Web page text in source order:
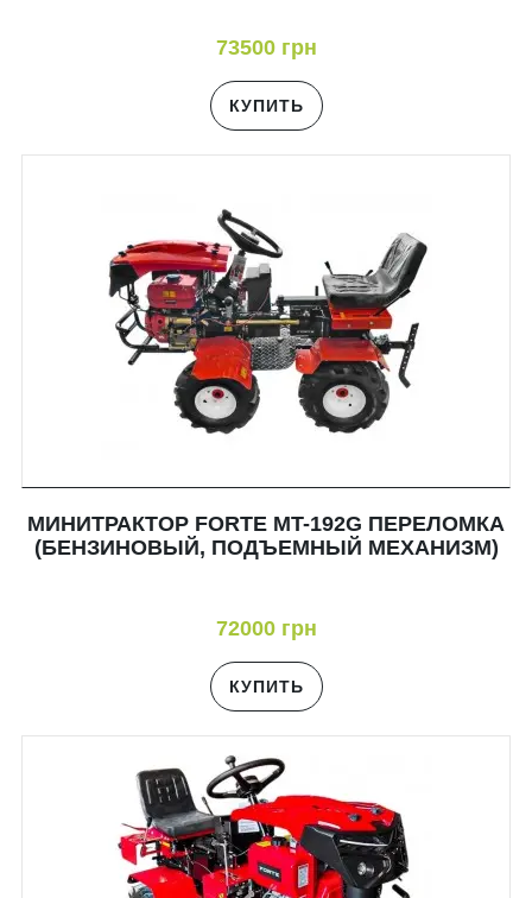
73500 грн
КУПИТЬ
МИНИТРАКТОР FORTE MT-192G ПЕРЕЛОМКА
(БЕНЗИНОВЫЙ, ПОДЪЕМНЫЙ МЕХАНИЗМ)
72000 грн
КУПИТЬ